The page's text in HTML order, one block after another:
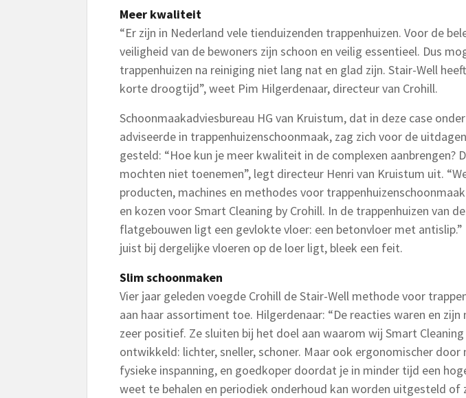
Meer kwaliteit
“Er zijn in Nederland vele tienduizenden trappenhuizen. Voor de
veiligheid van de bewoners zijn schoon en veilig essentieel. Dus
trappenhuizen na reiniging niet lang nat en glad zijn. Stair-Well
korte droogtijd”, weet Pim Hilgerdenaar, directeur van Crohill.
Schoonmaakadviesbureau HG van Kruistum, dat in deze case
adviseerde in trappenhuizenschoonmaak, zag zich voor de
gesteld: “Hoe kun je meer kwaliteit in de complexen aanbrengen?
mochten niet toenemen”, legt directeur Henri van Kruistum uit.
producten, machines en methodes voor
en kozen voor Smart Cleaning by Crohill. In de trappenhuizen van
flatgebouwen ligt een gevlokte vloer: een betonvloer met antislip.”
juist bij dergelijke vloeren op de loer ligt, bleek een feit.
Slim schoonmaken
Vier jaar geleden voegde Crohill de Stair-Well methode voor
aan haar assortiment toe. Hilgerdenaar: “De reacties waren en zijn
zeer positief. Ze sluiten bij het doel aan waarom wij Smart Cleaning
ontwikkeld: lichter, sneller, schoner. Maar ook ergonomischer door
fysieke inspanning, en goedkoper doordat je in minder tijd een
weet te behalen en periodiek onderhoud kan worden uitgesteld of